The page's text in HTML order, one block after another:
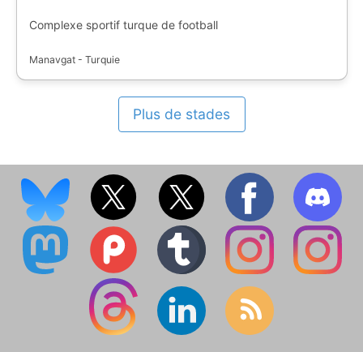
Complexe sportif turque de football
Manavgat - Turquie
Plus de stades